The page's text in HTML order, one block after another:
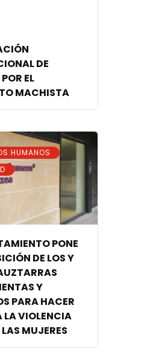
DE
EL
MACHISTA
HUMANOS ,
PONE
DE LOS Y
Y
PARA HACER
LA VIOLENCIA
MUJERES